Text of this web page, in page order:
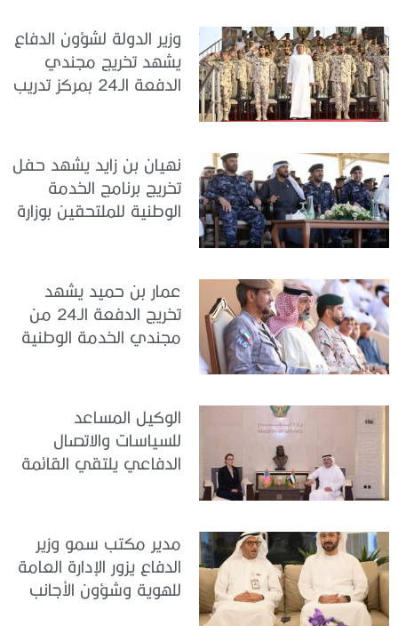
وزير الدولة لشؤون الدفاع
يشهد تخريج مجندي
الدفعة الـ24 بمركز تدريب
نهيان بن زايد يشهد حفل
تخريج برنامج الخدمة
الوطنية للملتحقين بوزارة
عمار بن حميد يشهد
تخريج الدفعة الـ24 من
مجندي الخدمة الوطنية
الوكيل المساعد
للسياسات والاتصال
الدفاعي يلتقي القائمة
مدير مكتب سمو وزير
الدفاع يزور الإدارة العامة
للهوية وشؤون الأجانب